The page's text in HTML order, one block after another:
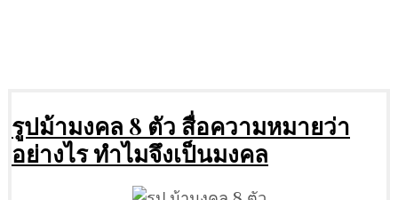
รูปม้ามงคล 8 ตัว สื่อความหมายว่า
อย่างไร ทำไมจึงเป็นมงคล